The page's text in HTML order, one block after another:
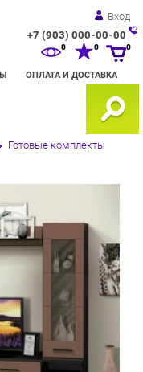
Вход
+7 (903) 000-00-00
ОПЛАТА И ДОСТАВКА
0 0
Готовые комплекты